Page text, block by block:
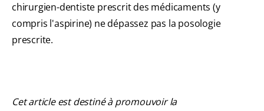
chirurgien-dentiste prescrit des médicaments (y
compris l'aspirine) ne dépassez pas la posologie
prescrite.
Cet article est destiné à promouvoir la